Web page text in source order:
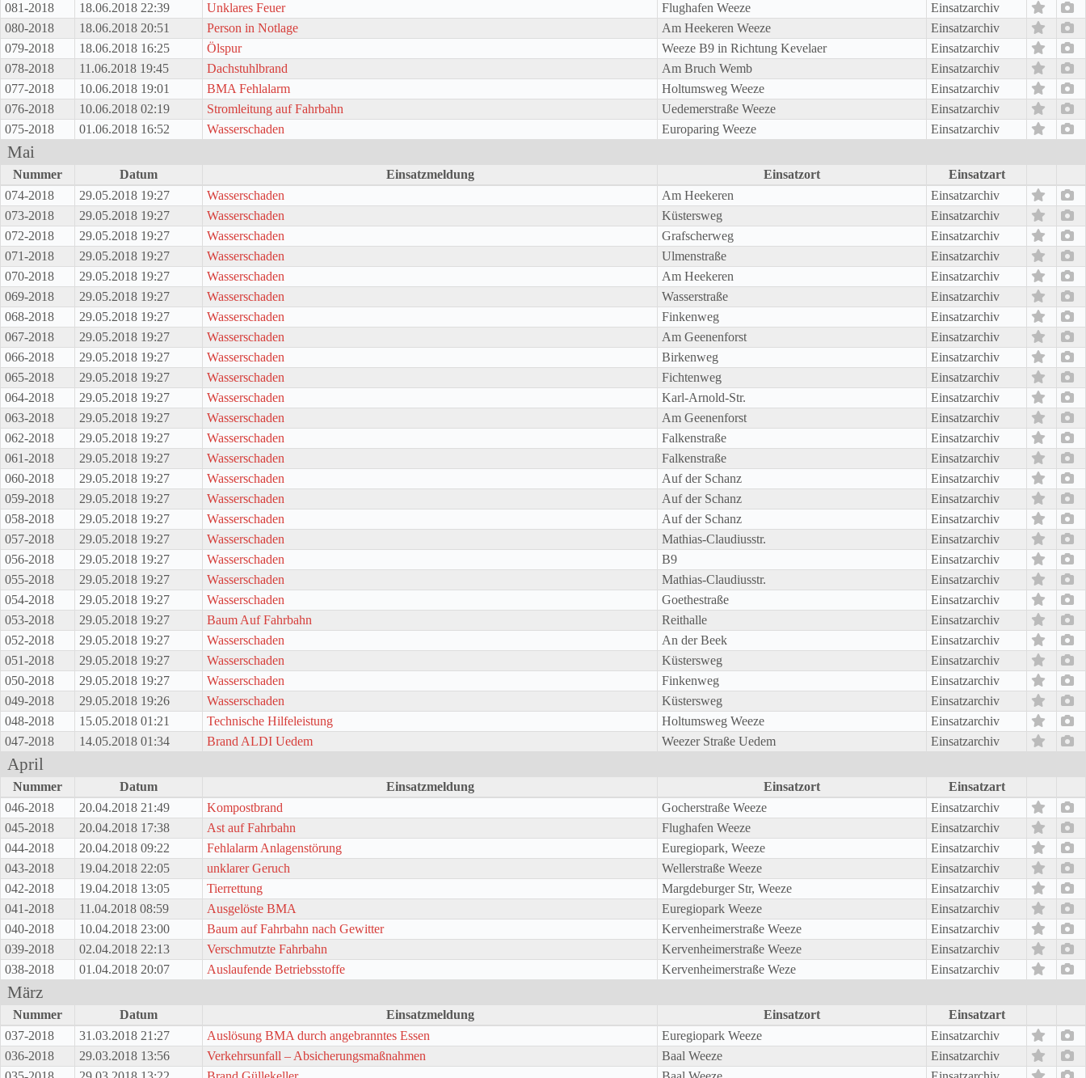
081-2018
18.06.2018 22:39 Unklares Feuer Flughafen Weeze
Einsatzarchiv
080-2018
18.06.2018 20:51 Person in Notlage Am Heekeren Weeze
Einsatzarchiv
079-2018
18.06.2018 16:25 Ölspur Weeze B9 in Richtung Kevelaer
Einsatzarchiv
078-2018
11.06.2018 19:45 Dachstuhlbrand Am Bruch Wemb
Einsatzarchiv
077-2018
10.06.2018 19:01 BMA Fehlalarm Holtumsweg Weeze
Einsatzarchiv
076-2018
10.06.2018 02:19 Stromleitung auf Fahrbahn Uedemerstraße Weeze
Einsatzarchiv
075-2018
01.06.2018 16:52 Wasserschaden Europaring Weeze Einsatzarchiv
Mai
Nummer Datum Einsatzmeldung Einsatzort
Einsatzart
074-2018
29.05.2018 19:27 Wasserschaden Am Heekeren
Einsatzarchiv
073-2018
29.05.2018 19:27 Wasserschaden Küstersweg
Einsatzarchiv
072-2018
29.05.2018 19:27 Wasserschaden Grafscherweg
Einsatzarchiv
071-2018
29.05.2018 19:27 Wasserschaden Ulmenstraße
Einsatzarchiv
070-2018
29.05.2018 19:27 Wasserschaden Am Heekeren
Einsatzarchiv
069-2018
29.05.2018 19:27 Wasserschaden Wasserstraße
Einsatzarchiv
068-2018
29.05.2018 19:27 Wasserschaden Finkenweg
Einsatzarchiv
067-2018
29.05.2018 19:27 Wasserschaden Am Geenenforst
Einsatzarchiv
066-2018
29.05.2018 19:27 Wasserschaden Birkenweg
Einsatzarchiv
065-2018
29.05.2018 19:27 Wasserschaden Fichtenweg
Einsatzarchiv
064-2018
29.05.2018 19:27 Wasserschaden Karl-Arnold-Str.
Einsatzarchiv
063-2018
29.05.2018 19:27 Wasserschaden Am Geenenforst
Einsatzarchiv
062-2018
29.05.2018 19:27 Wasserschaden Falkenstraße
Einsatzarchiv
061-2018
29.05.2018 19:27 Wasserschaden Falkenstraße
Einsatzarchiv
060-2018
29.05.2018 19:27 Wasserschaden Auf der Schanz
Einsatzarchiv
059-2018
29.05.2018 19:27 Wasserschaden Auf der Schanz
Einsatzarchiv
058-2018
29.05.2018 19:27 Wasserschaden Auf der Schanz
Einsatzarchiv
057-2018
29.05.2018 19:27 Wasserschaden Mathias-Claudiusstr.
Einsatzarchiv
056-2018
29.05.2018 19:27 Wasserschaden B9
Einsatzarchiv
055-2018
29.05.2018 19:27 Wasserschaden Mathias-Claudiusstr.
Einsatzarchiv
054-2018
29.05.2018 19:27 Wasserschaden Goethestraße
Einsatzarchiv
053-2018
29.05.2018 19:27 Baum Auf Fahrbahn Reithalle
Einsatzarchiv
052-2018
29.05.2018 19:27 Wasserschaden An der Beek
Einsatzarchiv
051-2018
29.05.2018 19:27 Wasserschaden Küstersweg
Einsatzarchiv
050-2018
29.05.2018 19:27 Wasserschaden Finkenweg
Einsatzarchiv
049-2018
29.05.2018 19:26 Wasserschaden Küstersweg
Einsatzarchiv
048-2018
15.05.2018 01:21 Technische Hilfeleistung Holtumsweg Weeze
Einsatzarchiv
047-2018
14.05.2018 01:34 Brand ALDI Uedem Weezer Straße Uedem Einsatzarchiv
April
Nummer Datum Einsatzmeldung Einsatzort
Einsatzart
046-2018
20.04.2018 21:49 Kompostbrand Gocherstraße Weeze
Einsatzarchiv
045-2018
20.04.2018 17:38 Ast auf Fahrbahn Flughafen Weeze
Einsatzarchiv
044-2018
20.04.2018 09:22 Fehlalarm Anlagenstörung Euregiopark, Weeze
Einsatzarchiv
043-2018
19.04.2018 22:05 unklarer Geruch Wellerstraße Weeze
Einsatzarchiv
042-2018
19.04.2018 13:05 Tierrettung Margdeburger Str, Weeze
Einsatzarchiv
041-2018
11.04.2018 08:59 Ausgelöste BMA Euregiopark Weeze
Einsatzarchiv
040-2018
10.04.2018 23:00 Baum auf Fahrbahn nach Gewitter Kervenheimerstraße Weeze
Einsatzarchiv
039-2018
02.04.2018 22:13 Verschmutzte Fahrbahn Kervenheimerstraße Weeze
Einsatzarchiv
038-2018
01.04.2018 20:07 Auslaufende Betriebsstoffe Kervenheimerstraße Weze Einsatzarchiv
März
Nummer Datum Einsatzmeldung Einsatzort
Einsatzart
037-2018
31.03.2018 21:27 Auslösung BMA durch angebranntes Essen Euregiopark Weeze
Einsatzarchiv
036-2018
29.03.2018 13:56 Verkehrsunfall – Absicherungsmaßnahmen Baal Weeze
Einsatzarchiv